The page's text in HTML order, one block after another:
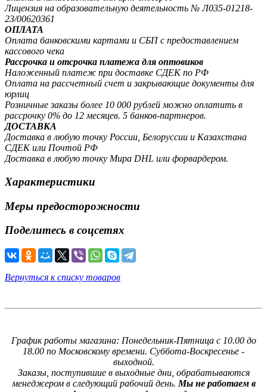
Лицензия на образовательную деятельность № Л035-01218-
23/00620361
ОПЛАТА
Оплата банковскими картами и СБП с предоставлением
кассового чека
Рассрочка и отсрочка платежа для оптовиков
Наложенный платеж при доставке СДЕК по РФ
Оплата на рассчетный счет и закрывающие документы для
юрлиц
Розничные заказы более 10 000 рублей можно оплатить в
рассрочку 0% до 12 месяцев. 5 банков-партнеров.
ДОСТАВКА
Доставка в любую точку России, Белоруссии и Казахстана
СДЕК или Почтой РФ
Доставка в любую точку Мира DHL или форвардером.
Характеристики
Меры предосторожности
Поделитесь в соцсетях
Вернуться к списку товаров
График работы магазина: Понедельник-Пятница с 10.00 до
18.00 по Московскому времени. Суббота-Воскресенье -
выходной.
Заказы, поступившие в выходные дни, обрабатываются
менеджером в следующий рабочий день. Мы не работаем в